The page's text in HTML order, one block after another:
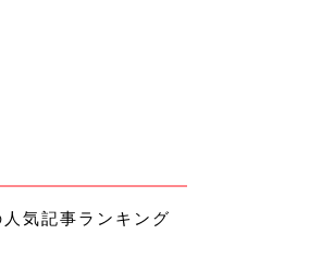
り冷涼感を味わいながら心地よくスキン
気記事ランキング